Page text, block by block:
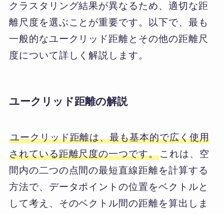
クラスタリング結果が異なるため、適切な距
離尺度を選ぶことが重要です。以下で、最も
一般的なユークリッド距離とその他の距離尺
度について詳しく解説します。
ユークリッド距離の解説
ユークリッド距離は、最も基本的で広く使用
されている距離尺度の一つです。これは、空
間内の二つの点間の最短直線距離を計算する
方法で、データポイントの位置をベクトルと
して考え、そのベクトル間の距離を算出しま